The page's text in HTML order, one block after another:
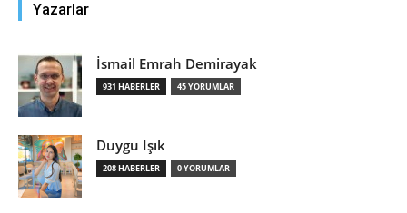
Yazarlar
İsmail Emrah Demirayak
931 HABERLER 45 YORUMLAR
Duygu Işık
208 HABERLER 0 YORUMLAR